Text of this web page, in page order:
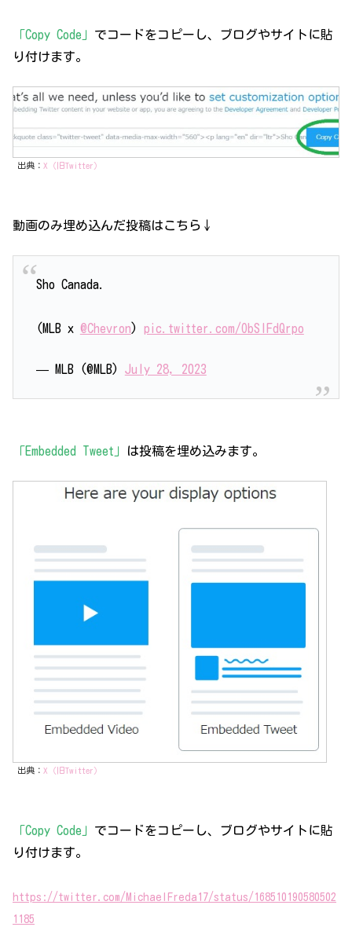
「Copy Code」 でコードをコピーし、ブログやサイトに貼
り付けます。
出典： X（旧Twitter）
動画のみ埋め込んだ投稿はこちら↓
Sho Canada.
(MLB x @Chevron) pic.twitter.com/ObSIFdQrpo
— MLB (@MLB) July 28, 2023
「Embedded Tweet」 は投稿を埋め込みます。
出典： X（旧Twitter）
「Copy Code」 でコードをコピーし、ブログやサイトに貼
り付けます。
https://twitter.com/MichaelFreda17/status/168510190580502
1185